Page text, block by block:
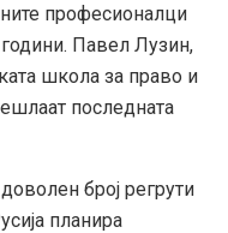
професионалци
Павел Лузин,
школа за право и
последната
број регрути
планира